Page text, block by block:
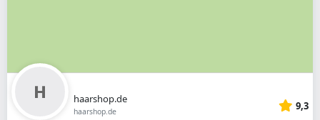
haarshop.de
haarshop.de 9,3